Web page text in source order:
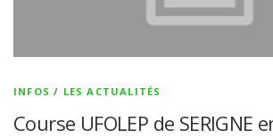
INFOS / LES ACTUALITÉS
Course UFOLEP de SERIGNE